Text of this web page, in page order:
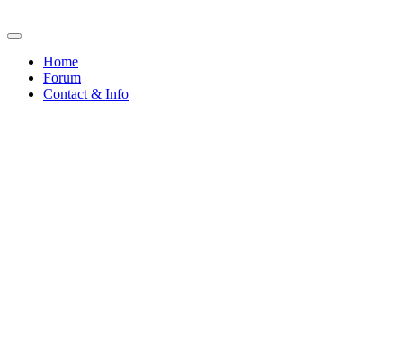
Home
Forum
Contact & Info